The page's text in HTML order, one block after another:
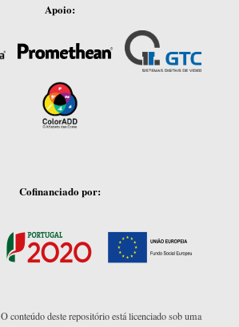
Apoio:
Cofinanciado por:
O conteúdo deste repositório está licenciado sob uma